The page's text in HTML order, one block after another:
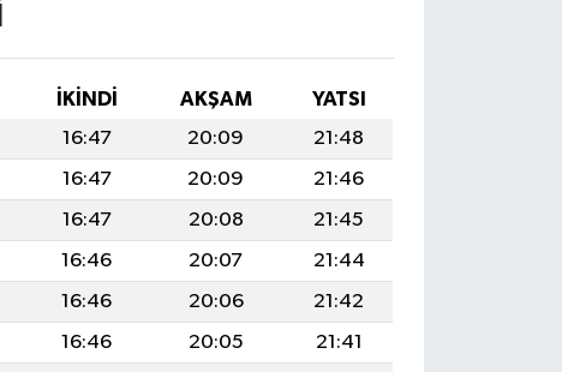
İKINDI AKŞAM
YATSI
16:47 20:09
21:48
16:47 20:09
21:46
16:47 20:08
21:45
16:46 20:07
21:44
16:46 20:06
21:42
16:46 20:05
21:41